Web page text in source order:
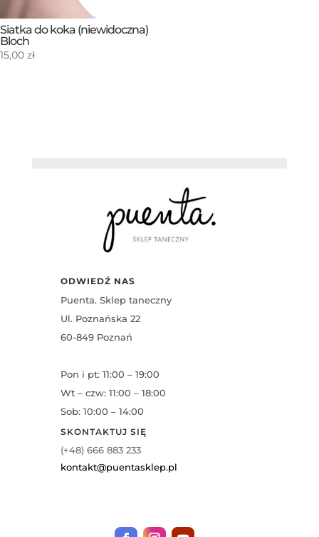
Siatka do koka (niewidoczna)
Bloch
15,00 zł
ODWIEDŹ NAS
Puenta. Sklep taneczny
Ul. Poznańska 22
60-849 Poznań
Pon i pt: 11:00 – 19:00
Wt – czw: 11:00 – 18:00
Sob: 10:00 – 14:00
SKONTAKTUJ SIĘ
(+48) 666 883 233
kontakt@puentasklep.pl